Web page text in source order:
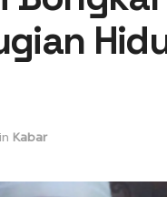
in Kabar